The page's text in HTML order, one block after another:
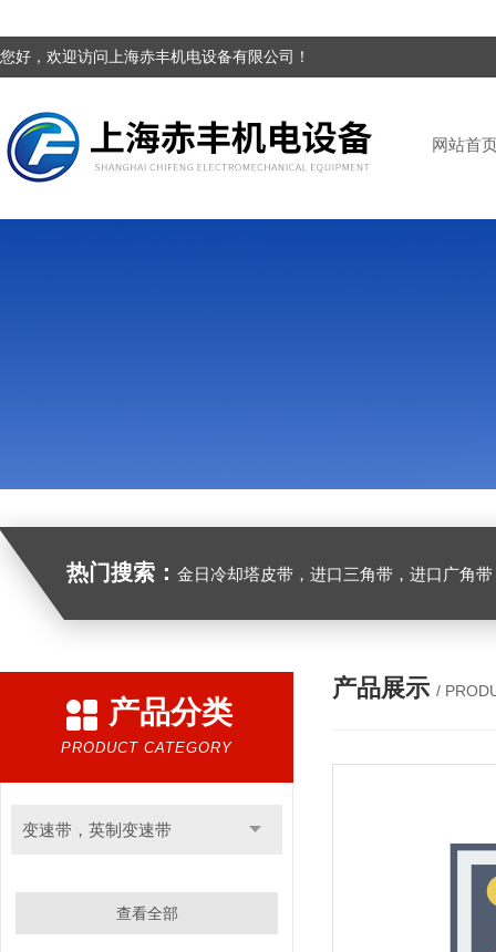
您好，欢迎访问上海赤丰机电设备有限公司！
网站首
热门搜索： 金日冷却塔皮带，进口三角带，进口广角带，进口同步带，进口空压机皮
产品分类
PRODUCT CATEGORY
变速带，英制变速带
查看全部
产品展示 /